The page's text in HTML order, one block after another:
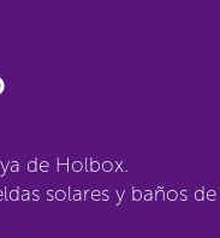
de Holbox.
solares y baños de